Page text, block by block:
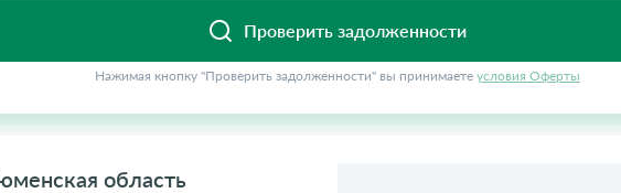
Проверить задолженности
Нажимая кнопку "Проверить задолженности" вы принимаете условия Оферты
область